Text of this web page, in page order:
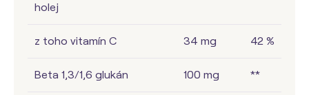
holej
z toho vitamín C 34 mg 42 %
Beta 1,3/1,6 glukán 100 mg **